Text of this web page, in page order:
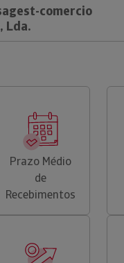
comercio
Lda.
Prazo Médio
de
Recebimentos